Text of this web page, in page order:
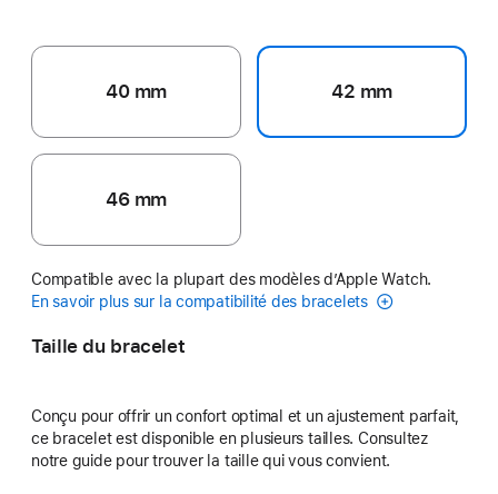
40 mm 42 mm
46 mm
Compatible avec la plupart des modèles d’Apple Watch.
En savoir plus sur la compatibilité des bracelets
Taille du bracelet
Conçu pour offrir un confort optimal et un ajustement parfait,
ce bracelet est disponible en plusieurs tailles. Consultez
notre guide pour trouver la taille qui vous convient.